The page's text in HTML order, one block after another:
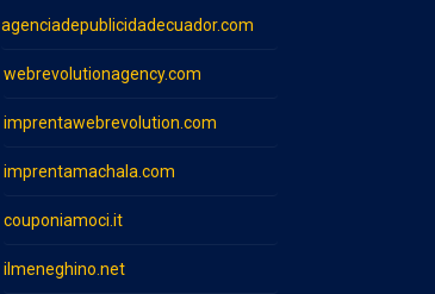
agenciadepublicidadecuador.com
webrevolutionagency.com
imprentawebrevolution.com
imprentamachala.com
couponiamoci.it
ilmeneghino.net